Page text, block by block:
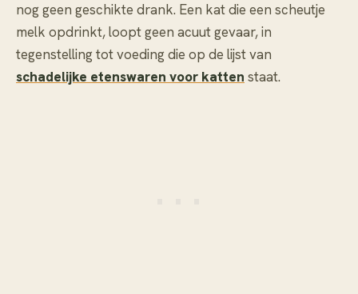
nog geen geschikte drank. Een kat die een scheutje
melk opdrinkt, loopt geen acuut gevaar, in
tegenstelling tot voeding die op de lijst van
schadelijke etenswaren voor katten staat.